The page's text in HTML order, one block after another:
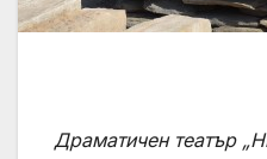
Драматичен театър